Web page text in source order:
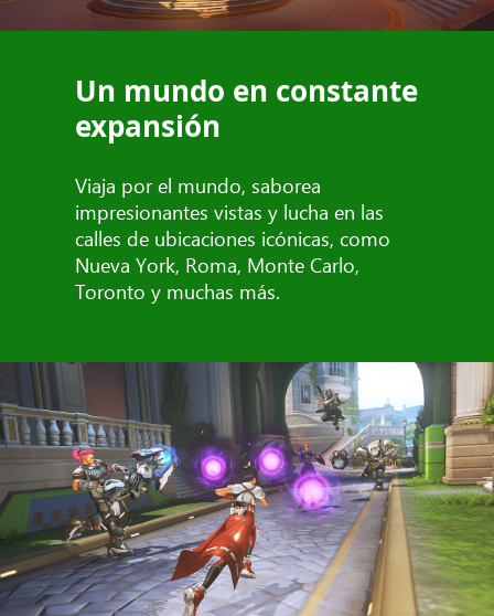
Un mundo en constante
expansión
Viaja por el mundo, saborea
impresionantes vistas y lucha en las
calles de ubicaciones icónicas, como
Nueva York, Roma, Monte Carlo,
Toronto y muchas más.